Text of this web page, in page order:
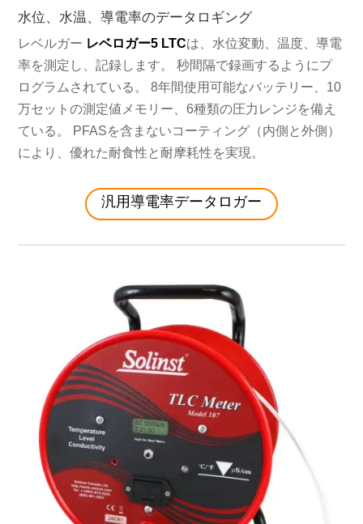
水位、水温、導電率のデータロギング
レベルガー レベロガー5 LTCは、水位変動、温度、導電
率を測定し、記録します。 秒間隔で録画するようにプ
ログラムされている。 8年間使用可能なバッテリー、10
万セットの測定値メモリー、6種類の圧力レンジを備え
ている。 PFASを含まないコーティング（内側と外側）
により、優れた耐食性と耐摩耗性を実現。
汎用導電率データロガー